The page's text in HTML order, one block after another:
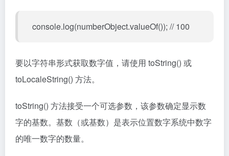
console.log(numberObject.valueOf()); // 100
要以字符串形式获取数字值，请使用 toString() 或
toLocaleString() 方法。
toString() 方法接受一个可选参数，该参数确定显示数
字的基数。基数（或基数）是表示位置数字系统中数字
的唯一数字的数量。